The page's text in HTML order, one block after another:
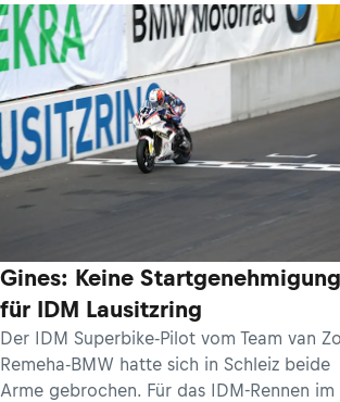
Gines: Keine Startgenehmigung
für IDM Lausitzring
Der IDM Superbike-Pilot vom Team van
Remeha-BMW hatte sich in Schleiz beide
Arme gebrochen. Für das IDM-Rennen im